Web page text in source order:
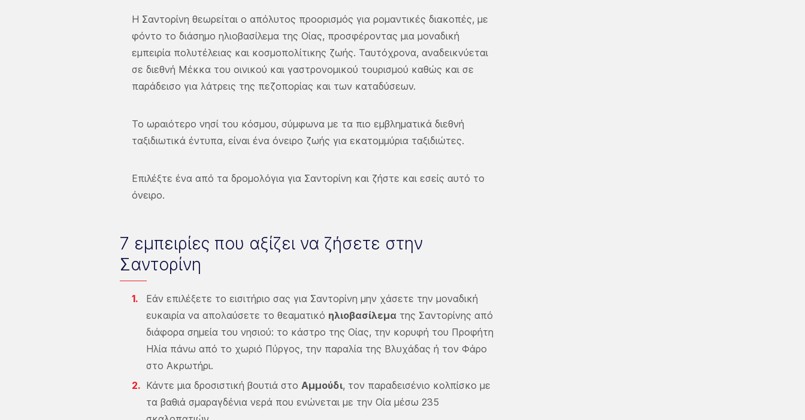
Η Σαντορίνη θεωρείται ο απόλυτος προορισμός για ρομαντικές διακοπές, με
φόντο το διάσημο ηλιοβασίλεμα της Οίας, προσφέροντας μια μοναδική
εμπειρία πολυτέλειας και κοσμοπολίτικης ζωής. Ταυτόχρονα, αναδεικνύεται
σε διεθνή Μέκκα του οινικού και γαστρονομικού τουρισμού καθώς και σε
παράδεισο για λάτρεις της πεζοπορίας και των καταδύσεων.
Το ωραιότερο νησί του κόσμου, σύμφωνα με τα πιο εμβληματικά διεθνή
ταξιδιωτικά έντυπα, είναι ένα όνειρο ζωής για εκατομμύρια ταξιδιώτες.
Επιλέξτε ένα από τα δρομολόγια για Σαντορίνη και ζήστε και εσείς αυτό το
όνειρο.
7 εμπειρίες που αξίζει να ζήσετε στην
Σαντορίνη
Εάν επιλέξετε το εισιτήριο σας για Σαντορίνη μην χάσετε την μοναδική
ευκαιρία να απολαύσετε το θεαματικό ηλιοβασίλεμα της Σαντορίνης από
διάφορα σημεία του νησιού: το κάστρο της Οίας, την κορυφή του Προφήτη
Ηλία πάνω από το χωριό Πύργος, την παραλία της Βλυχάδας ή τον Φάρο
στο Ακρωτήρι.
Κάντε μια δροσιστική βουτιά στο Αμμούδι, τον παραδεισένιο κολπίσκο με
τα βαθιά σμαραγδένια νερά που ενώνεται με την Οία μέσω 235